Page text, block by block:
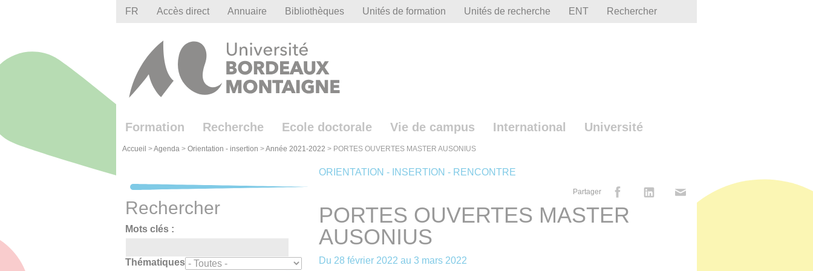
FR Accès direct Annuaire Bibliothèques Unités de formation Unités de recherche ENT Rechercher
Formation Recherche Ecole doctorale Vie de campus International Université
Accueil >Agenda > Orientation - insertion >Année 2021-2022 > PORTES OUVERTES MASTER AUSONIUS
ORIENTATION - INSERTION - RENCONTRE
Partager
PORTES OUVERTES MASTER
AUSONIUS
Du 28 février 2022 au 3 mars 2022
Rechercher
Mots clés :
Thématiques